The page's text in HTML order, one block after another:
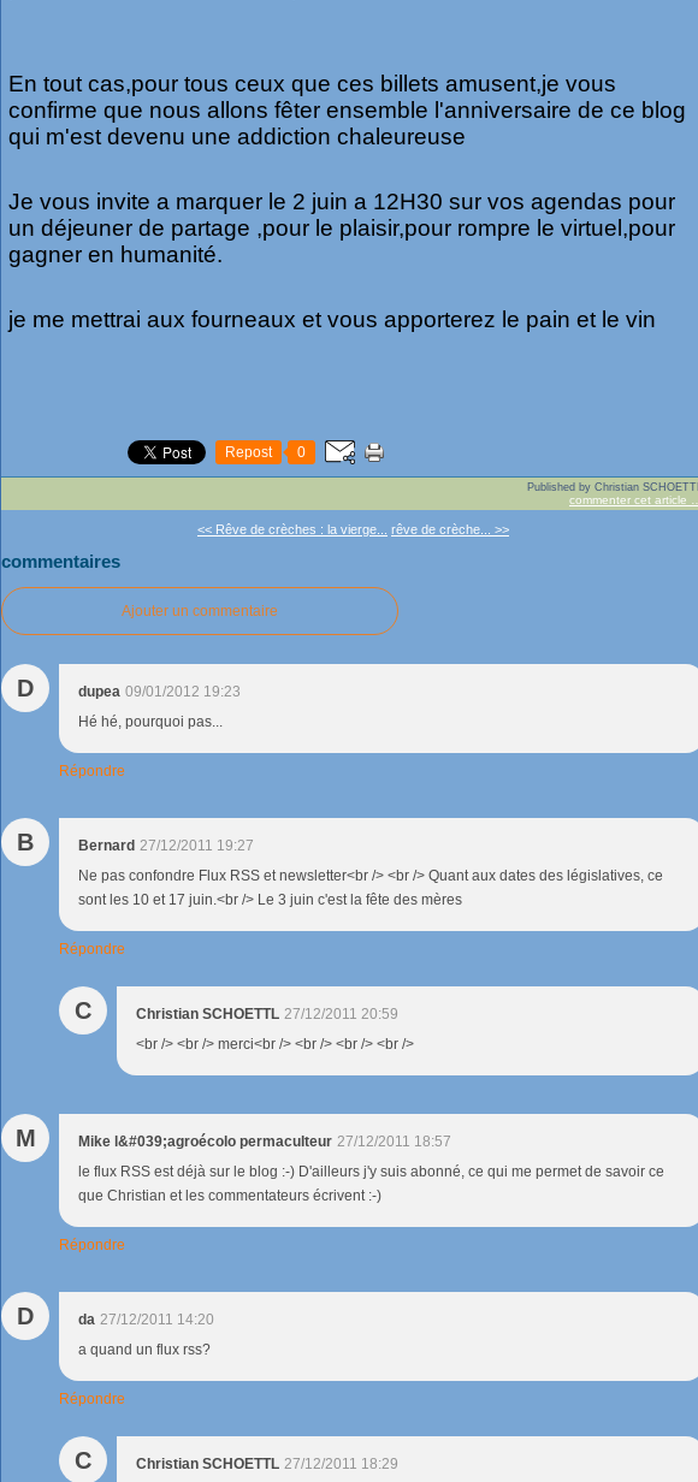
En tout cas,pour tous ceux que ces billets amusent,je vous
confirme que nous allons fêter ensemble l'anniversaire de ce blog
qui m'est devenu une addiction chaleureuse
Je vous invite a marquer le 2 juin a 12H30 sur vos agendas pour
un déjeuner de partage ,pour le plaisir,pour rompre le virtuel,pour
gagner en humanité.
je me mettrai aux fourneaux et vous apporterez le pain et le vin
Repost 0
Published by Christian SCHOETTL
commenter cet article
<< Rêve de crèches : la vierge... rêve de crèche... >>
commentaires
Ajouter un commentaire
D dupea 09/01/2012 19:23
Hé hé, pourquoi pas...
Répondre
B Bernard 27/12/2011 19:27
Ne pas confondre Flux RSS et newsletter<br /> <br /> Quant aux dates des législatives, ce
sont les 10 et 17 juin.<br /> Le 3 juin c'est la fête des mères
Répondre
C Christian SCHOETTL 27/12/2011 20:59
<br /> <br /> merci<br /> <br /> <br /> <br />
M Mike l&#039;agroécolo permaculteur 27/12/2011 18:57
le flux RSS est déjà sur le blog :-) D'ailleurs j'y suis abonné, ce qui me permet de savoir ce
que Christian et les commentateurs écrivent :-)
Répondre
D da 27/12/2011 14:20
a quand un flux rss?
Répondre
C Christian SCHOETTL 27/12/2011 18:29